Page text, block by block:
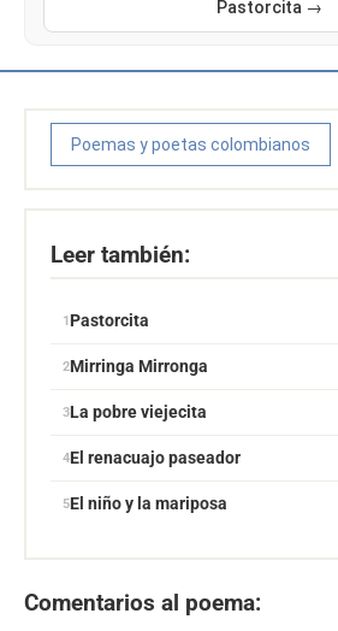
Pastorcita →
Poemas y poetas colombianos
Leer también:
Pastorcita
Mirringa Mirronga
La pobre viejecita
El renacuajo paseador
El niño y la mariposa
Comentarios al poema: